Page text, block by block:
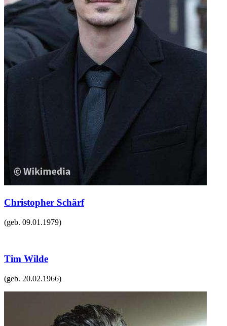
Christopher Schärf
(geb. 09.01.1979)
Tim Wilde
(geb. 20.02.1966)